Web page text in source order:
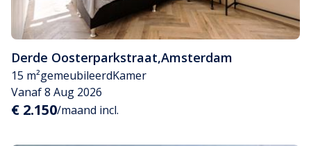
Derde Oosterparkstraat,Amsterdam
15 m²gemeubileerdKamer
Vanaf 8 Aug 2026
€ 2.150/maand incl.